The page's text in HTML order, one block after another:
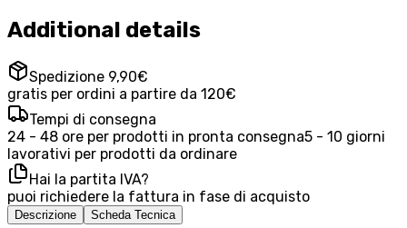
Additional details
Spedizione 9,90€
gratis per ordini a partire da 120€
Tempi di consegna
24 - 48 ore per prodotti in pronta consegna5 - 10 giorni
lavorativi per prodotti da ordinare
Hai la partita IVA?
puoi richiedere la fattura in fase di acquisto
Descrizione Scheda Tecnica